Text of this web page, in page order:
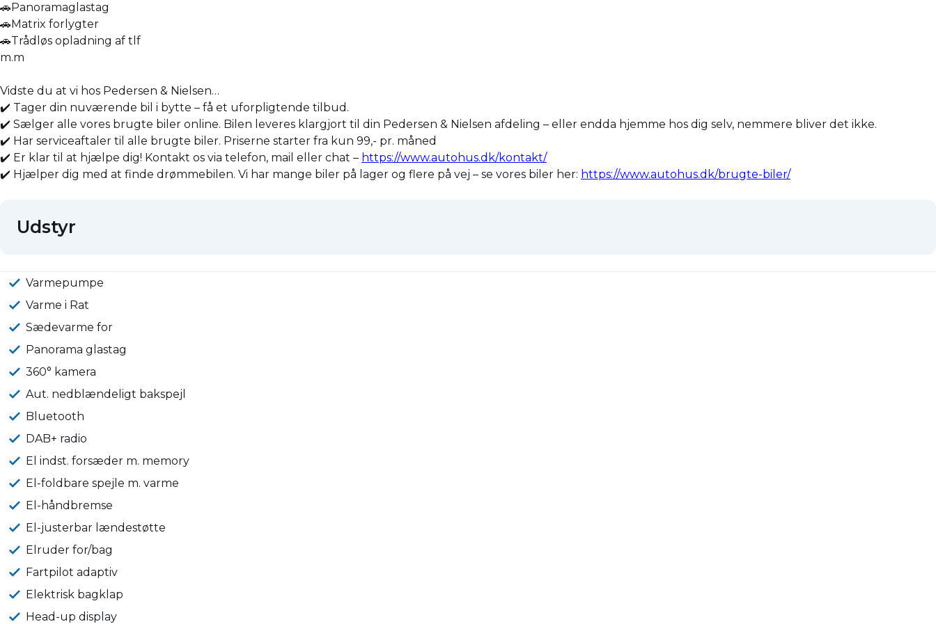
🚗Panoramaglastag
🚗Matrix forlygter
🚗Trådløs opladning af tlf
m.m
Vidste du at vi hos Pedersen & Nielsen…
✔️ Tager din nuværende bil i bytte – få et uforpligtende tilbud.
✔️ Sælger alle vores brugte biler online. Bilen leveres klargjort til din Pedersen & Nielsen afdeling – eller endda hjemme hos dig selv, nemmere bliver det ikke.
✔️ Har serviceaftaler til alle brugte biler. Priserne starter fra kun 99,- pr. måned
✔️ Er klar til at hjælpe dig! Kontakt os via telefon, mail eller chat – https://www.autohus.dk/kontakt/
✔️ Hjælper dig med at finde drømmebilen. Vi har mange biler på lager og flere på vej – se vores biler her: https://www.autohus.dk/brugte-biler/
Udstyr
Varmepumpe
Varme i Rat
Sædevarme for
Panorama glastag
360° kamera
Aut. nedblændeligt bakspejl
Bluetooth
DAB+ radio
El indst. forsæder m. memory
El-foldbare spejle m. varme
El-håndbremse
El-justerbar lændestøtte
Elruder for/bag
Fartpilot adaptiv
Elektrisk bagklap
Head-up display